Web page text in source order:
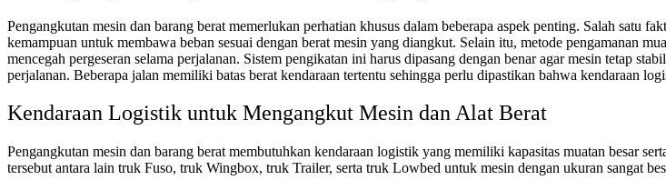
Pengangkutan mesin dan barang berat memerlukan perhatian khusus dalam beberapa aspek penting. Salah satu
kemampuan untuk membawa beban sesuai dengan berat mesin yang diangkut. Selain itu, metode pengamanan
mencegah pergeseran selama perjalanan. Sistem pengikatan ini harus dipasang dengan benar agar mesin tetap
perjalanan. Beberapa jalan memiliki batas berat kendaraan tertentu sehingga perlu dipastikan bahwa kendaraan
Kendaraan Logistik untuk Mengangkut Mesin dan Alat Berat
Pengangkutan mesin dan barang berat membutuhkan kendaraan logistik yang memiliki kapasitas muatan besar
tersebut antara lain truk Fuso, truk Wingbox, truk Trailer, serta truk Lowbed untuk mesin dengan ukuran sangat